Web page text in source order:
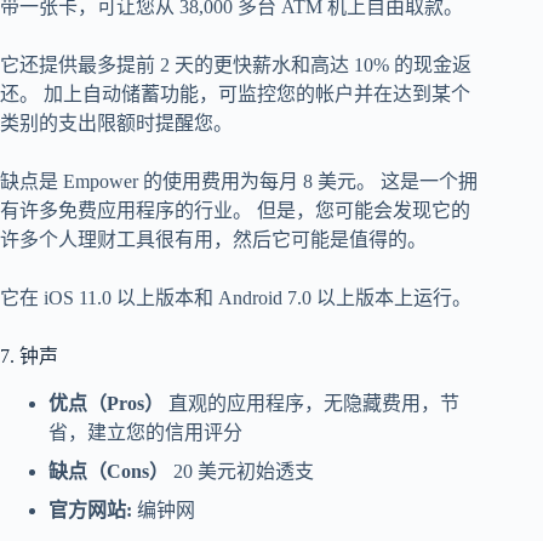
带一张卡，可让您从 38,000 多台 ATM 机上自由取款。
它还提供最多提前 2 天的更快薪水和高达 10% 的现金返
还。 加上自动储蓄功能，可监控您的帐户并在达到某个
类别的支出限额时提醒您。
缺点是 Empower 的使用费用为每月 8 美元。 这是一个拥
有许多免费应用程序的行业。 但是，您可能会发现它的
许多个人理财工具很有用，然后它可能是值得的。
它在 iOS 11.0 以上版本和 Android 7.0 以上版本上运行。
7. 钟声
优点（Pros） 直观的应用程序，无隐藏费用，节
省，建立您的信用评分
缺点（Cons） 20 美元初始透支
官方网站: 编钟网